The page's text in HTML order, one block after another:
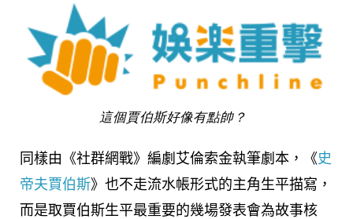
這個賈伯斯好像有點帥？
同樣由《社群網戰》編劇艾倫索金執筆劇本，《史
帝夫賈伯斯》也不走流水帳形式的主角生平描寫，
而是取賈伯斯生平最重要的幾場發表會為故事核